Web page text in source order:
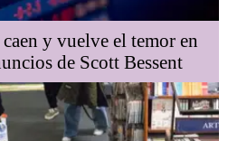
y vuelve el temor en
de Scott Bessent